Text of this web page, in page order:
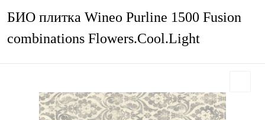
БИО плитка Wineo Purline 1500 Fusion
combinations Flowers.Cool.Light